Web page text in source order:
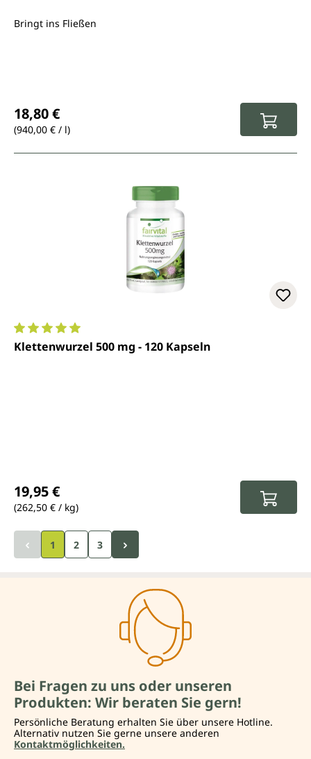
Bringt ins Fließen
18,80 €
(940,00 € / l)
Durchschnittliche Bewertung von 5 von 5 Sternen
Klettenwurzel 500 mg - 120 Kapseln
19,95 €
(262,50 € / kg)
1 2 3
Bei Fragen zu uns oder unseren
Produkten: Wir beraten Sie gern!
Persönliche Beratung erhalten Sie über unsere Hotline.
Alternativ nutzen Sie gerne unsere anderen
Kontaktmöglichkeiten.